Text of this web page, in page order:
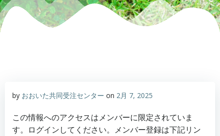
by おおいた共同受注センター on 2月 7, 2025
この情報へのアクセスはメンバーに限定されていま
す。ログインしてください。メンバー登録は下記リン